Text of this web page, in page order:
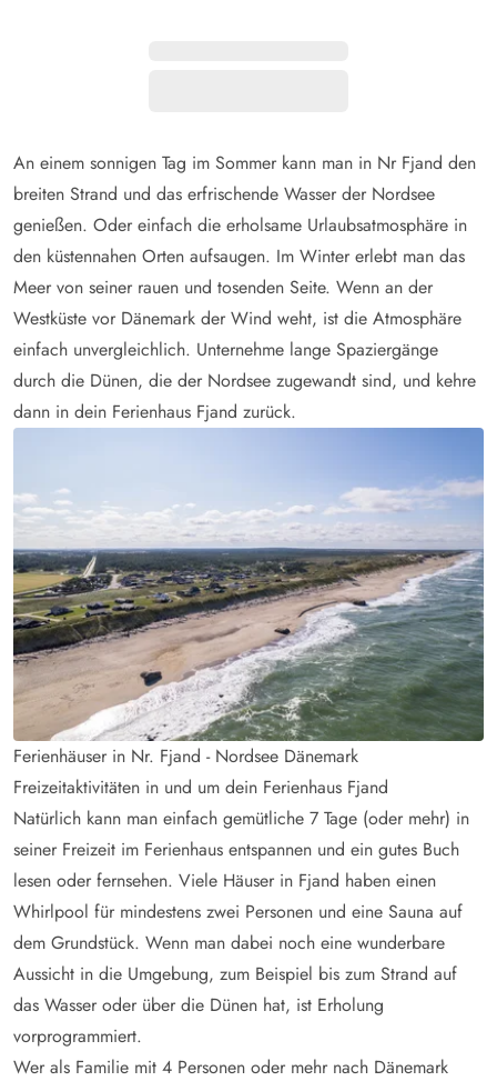
An einem sonnigen Tag im Sommer kann man in Nr Fjand den
breiten Strand und das erfrischende Wasser der Nordsee
genießen. Oder einfach die erholsame Urlaubsatmosphäre in
den küstennahen Orten aufsaugen. Im Winter erlebt man das
Meer von seiner rauen und tosenden Seite. Wenn an der
Westküste vor Dänemark der Wind weht, ist die Atmosphäre
einfach unvergleichlich. Unternehme lange Spaziergänge
durch die Dünen, die der Nordsee zugewandt sind, und kehre
dann in dein Ferienhaus Fjand zurück.
Ferienhäuser in Nr. Fjand - Nordsee Dänemark
Freizeitaktivitäten in und um dein Ferienhaus Fjand
Natürlich kann man einfach gemütliche 7 Tage (oder mehr) in
seiner Freizeit im Ferienhaus entspannen und ein gutes Buch
lesen oder fernsehen. Viele Häuser in Fjand haben einen
Whirlpool für mindestens zwei Personen und eine Sauna auf
dem Grundstück. Wenn man dabei noch eine wunderbare
Aussicht in die Umgebung, zum Beispiel bis zum Strand auf
das Wasser oder über die Dünen hat, ist Erholung
vorprogrammiert.
Wer als Familie mit 4 Personen oder mehr nach Dänemark